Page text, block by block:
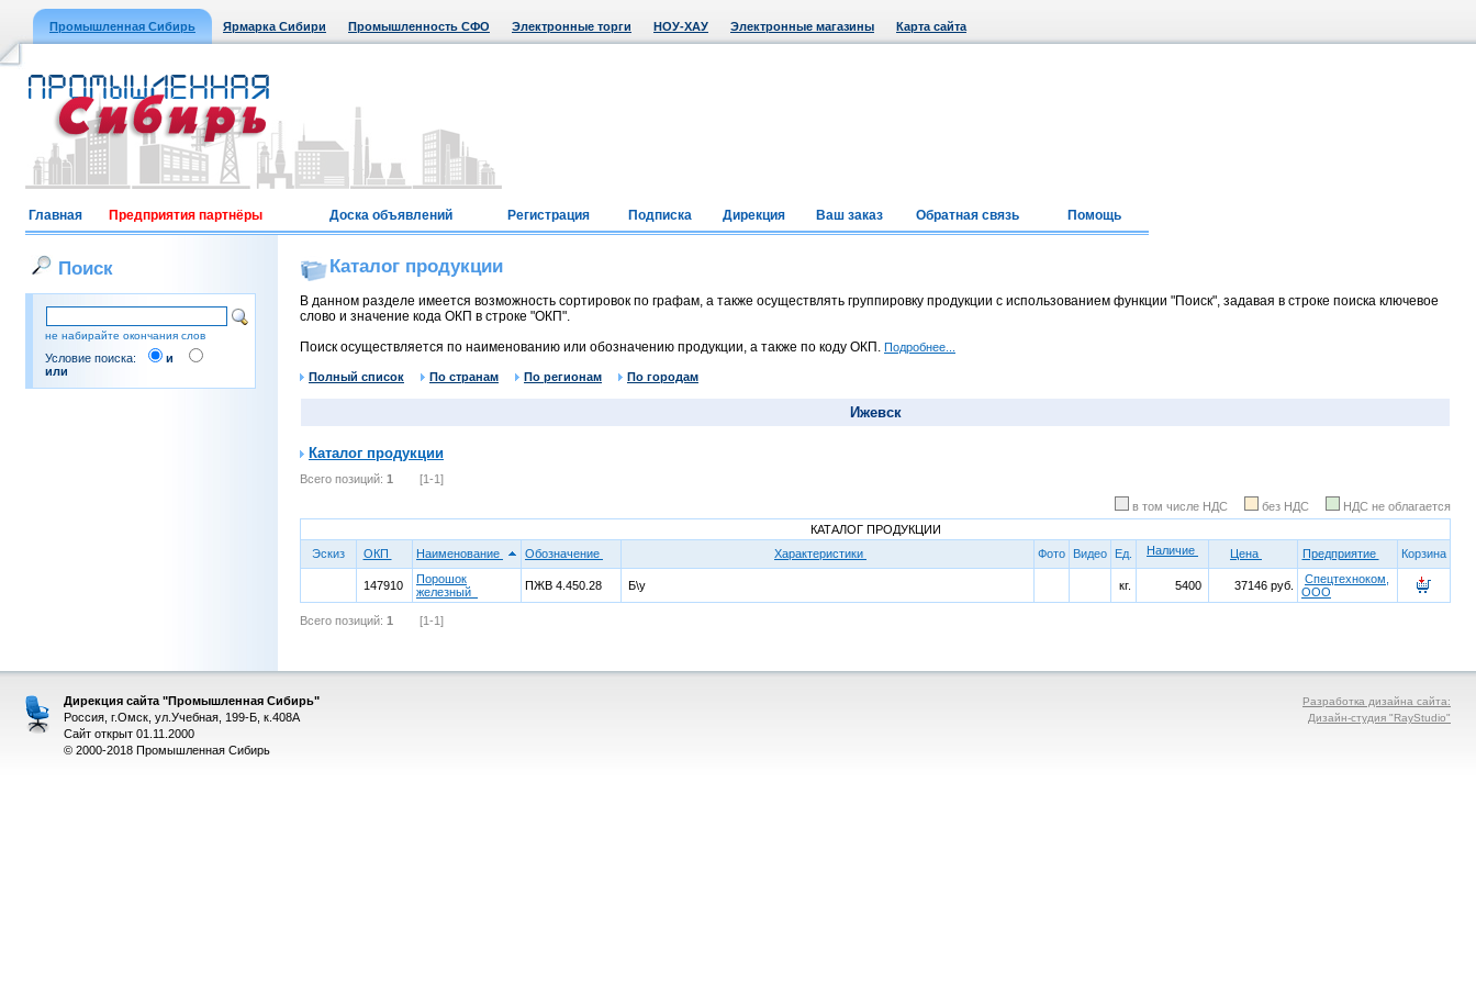
Промышленная Сибирь Ярмарка Сибири Промышленность СФО Электронные торги НОУ-ХАУ Электронные магазины Карта сайта
Главная Предприятия партнёры Доска объявлений Регистрация Подписка Дирекция Ваш заказ Обратная связь Помощь
Поиск
не набирайте окончания слов
Условие поиска:
и
или
Каталог продукции
В данном разделе имеется возможность сортировок по графам, а также осуществлять группировку продукции с использованием функции "Поиск", задавая в строке поиска ключевое
слово и значение кода ОКП в строке "ОКП".
Поиск осуществляется по наименованию или обозначению продукции, а также по коду ОКП. Подробнее...
Полный список По странам По регионам По городам
Ижевск
Каталог продукции
Всего позиций: 1 [1-1]
в том числе НДС без НДС
НДС не облагается
КАТАЛОГ ПРОДУКЦИИ
Эскиз
ОКП Наименование Обозначение Характеристики Фото Видео Ед. Наличие Цена Предприятие Корзина
147910
Порошок
железный
ПЖВ 4.450.28 Б\у кг. 5400 37146 руб.
Спецтехноком,
ООО
Всего позиций: 1 [1-1]
Дирекция сайта "Промышленная Сибирь"
Россия, г.Омск, ул.Учебная, 199-Б, к.408А
Сайт открыт 01.11.2000
© 2000-2018 Промышленная Сибирь
Разработка дизайна сайта:
Дизайн-студия "RayStudio"